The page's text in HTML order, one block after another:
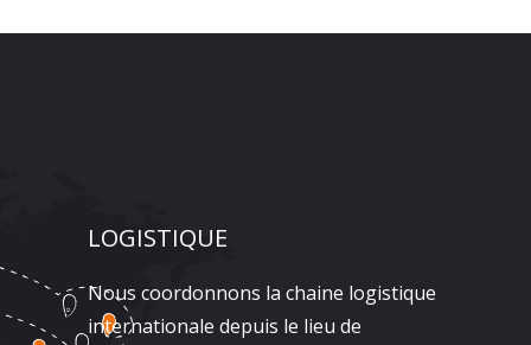
LOGISTIQUE
Nous coordonnons la chaine logistique
internationale depuis le lieu de